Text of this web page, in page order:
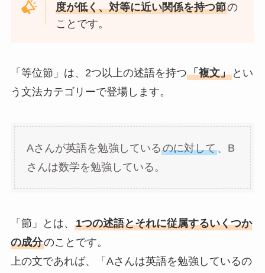
度が低く、対等に近い関係を持つ節の
ことです。
「等位節」は、2つ以上の述語を持つ「複文」とい
う文法カテゴリーで登場します。
Aさんが英語を勉強しているのに対して、B
さんは数学を勉強している。
「節」とは、 1つの述語とそれに従属するいくつか
の成分のことです。
上の文であれば、「Aさんは英語を勉強しているの